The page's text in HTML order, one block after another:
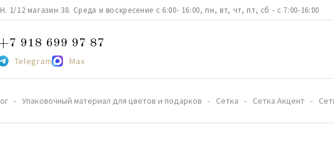
1/12 магазин 38. Среда и воскресение с 6:00- 16:00, пн, вт, чт, пт, сб - с 7:00-16:00
918 699 97 87
Telegram Max
Упаковочный материал для цветов и подарков Сетка Сетка Акцент